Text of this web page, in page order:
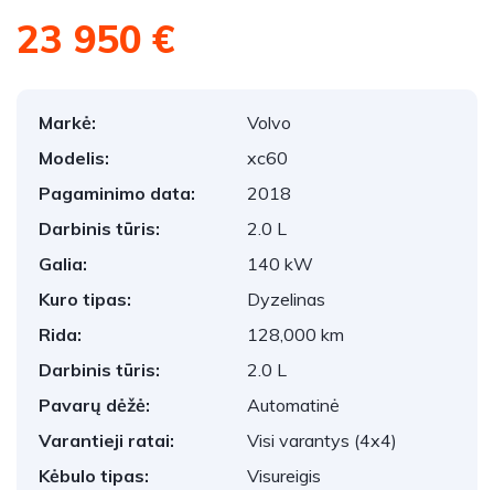
23 950 €
Markė:
Volvo
Modelis:
xc60
Pagaminimo data:
2018
Darbinis tūris:
2.0 L
Galia:
140 kW
Kuro tipas:
Dyzelinas
Rida:
128,000 km
Darbinis tūris:
2.0 L
Pavarų dėžė:
Automatinė
Varantieji ratai:
Visi varantys (4x4)
Kėbulo tipas:
Visureigis